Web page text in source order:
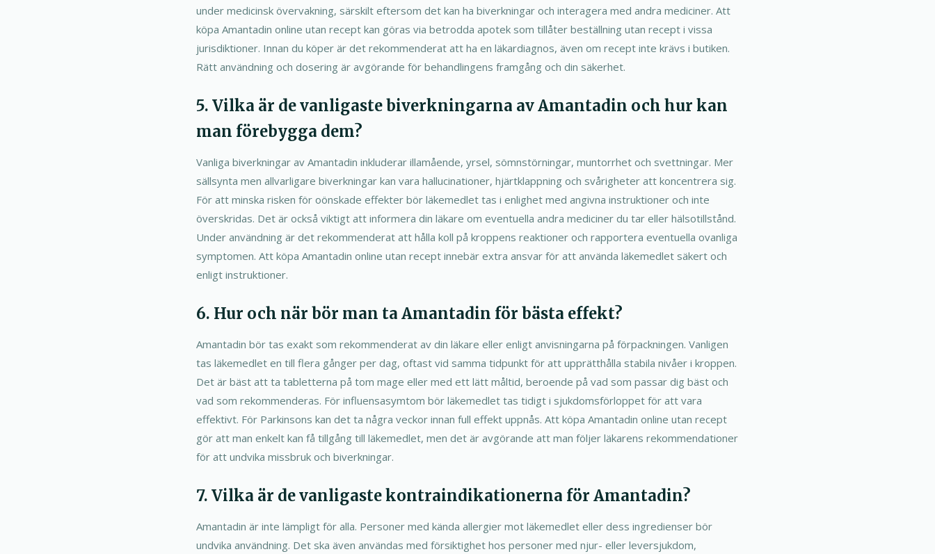
under medicinsk övervakning, särskilt eftersom det kan ha biverkningar och interagera med andra mediciner. Att
köpa Amantadin online utan recept kan göras via betrodda apotek som tillåter beställning utan recept i vissa
jurisdiktioner. Innan du köper är det rekommenderat att ha en läkardiagnos, även om recept inte krävs i butiken.
Rätt användning och dosering är avgörande för behandlingens framgång och din säkerhet.
5. Vilka är de vanligaste biverkningarna av Amantadin och hur kan
man förebygga dem?
Vanliga biverkningar av Amantadin inkluderar illamående, yrsel, sömnstörningar, muntorrhet och svettningar. Mer
sällsynta men allvarligare biverkningar kan vara hallucinationer, hjärtklappning och svårigheter att koncentrera sig.
För att minska risken för oönskade effekter bör läkemedlet tas i enlighet med angivna instruktioner och inte
överskridas. Det är också viktigt att informera din läkare om eventuella andra mediciner du tar eller hälsotillstånd.
Under användning är det rekommenderat att hålla koll på kroppens reaktioner och rapportera eventuella ovanliga
symptomen. Att köpa Amantadin online utan recept innebär extra ansvar för att använda läkemedlet säkert och
enligt instruktioner.
6. Hur och när bör man ta Amantadin för bästa effekt?
Amantadin bör tas exakt som rekommenderat av din läkare eller enligt anvisningarna på förpackningen. Vanligen
tas läkemedlet en till flera gånger per dag, oftast vid samma tidpunkt för att upprätthålla stabila nivåer i kroppen.
Det är bäst att ta tabletterna på tom mage eller med ett lätt måltid, beroende på vad som passar dig bäst och
vad som rekommenderas. För influensasymtom bör läkemedlet tas tidigt i sjukdomsförloppet för att vara
effektivt. För Parkinsons kan det ta några veckor innan full effekt uppnås. Att köpa Amantadin online utan recept
gör att man enkelt kan få tillgång till läkemedlet, men det är avgörande att man följer läkarens rekommendationer
för att undvika missbruk och biverkningar.
7. Vilka är de vanligaste kontraindikationerna för Amantadin?
Amantadin är inte lämpligt för alla. Personer med kända allergier mot läkemedlet eller dess ingredienser bör
undvika användning. Det ska även användas med försiktighet hos personer med njur- eller leversjukdom,